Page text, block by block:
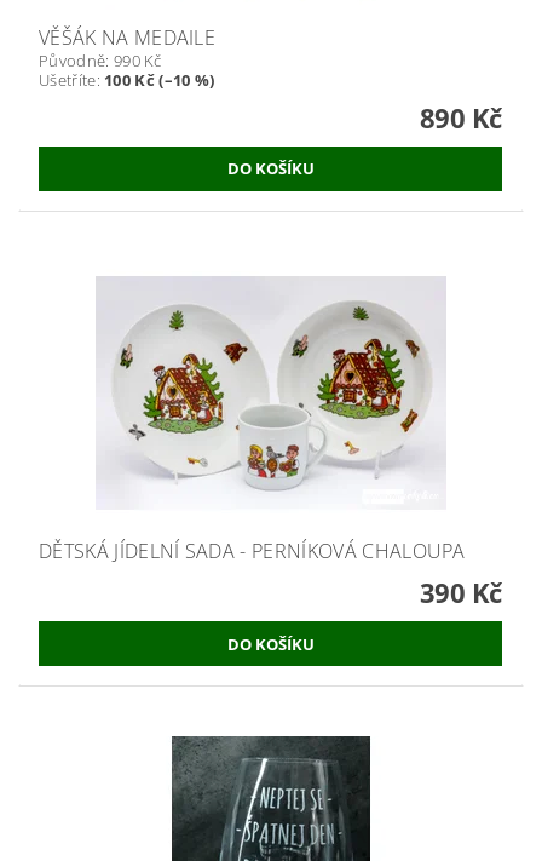
VĚŠÁK NA MEDAILE
Původně: 990 Kč
Ušetříte: 100 Kč (–10 %)
890 Kč
DĚTSKÁ JÍDELNÍ SADA - PERNÍKOVÁ CHALOUPA
390 Kč